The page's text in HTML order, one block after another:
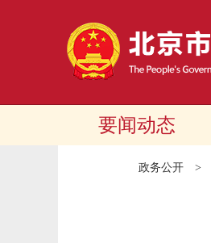
要闻动态
政务公开 >